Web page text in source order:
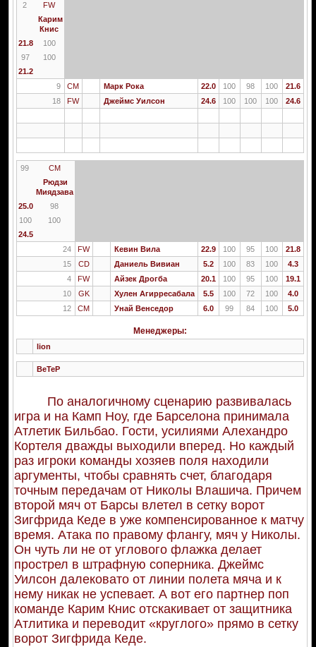
2
FW
Карим
Книс
21.8
100
97
100
21.2
9
CM Марк Рока 22.0 100 98 100
21.6
18
FW Джеймс Уилсон 24.6 100 100 100 24.6
99
CM
Рюдзи
Миядзава
25.0
98
100
100
24.5
24
FW Кевин Вила 22.9 100 95 100
21.8
15
CD Даниель Вивиан 5.2 100 83 100
4.3
4
FW Айзек Дрогба 20.1 100 95 100
19.1
10
GK Хулен Агирресабала 5.5 100 72 100
4.0
12
CM Унай Венседор 6.0 99 84 100 5.0
Менеджеры:
lion
BeTeP
По аналогичному сценарию развивалась
игра и на Камп Ноу, где Барселона принимала
Атлетик Бильбао. Гости, усилиями Алехандро
Кортеля дважды выходили вперед. Но каждый
раз игроки команды хозяев поля находили
аргументы, чтобы сравнять счет, благодаря
точным передачам от Николы Влашича. Причем
второй мяч от Барсы влетел в сетку ворот
Зигфрида Кеде в уже компенсированное к матчу
время. Атака по правому флангу, мяч у Николы.
Он чуть ли не от углового флажка делает
прострел в штрафную соперника. Джеймс
Уилсон далековато от линии полета мяча и к
нему никак не успевает. А вот его партнер поп
команде Карим Книс отскакивает от защитника
Атлитика и переводит «круглого» прямо в сетку
ворот Зигфрида Кеде.